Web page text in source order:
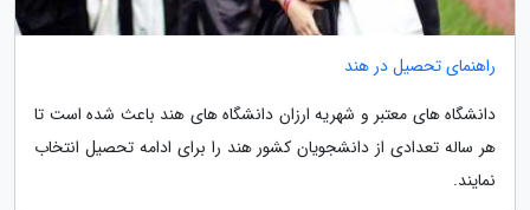
راهنمای تحصیل در هند
دانشگاه های معتبر و شهریه ارزان دانشگاه های هند باعث شده است تا
هر ساله تعدادی از دانشجویان کشور هند را برای ادامه تحصیل انتخاب
نمایند.